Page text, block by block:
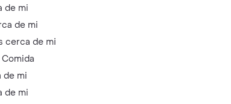
de mi
de mi
cerca de mi
de mi
de mi